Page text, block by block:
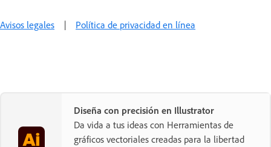
Avisos legales | Política de privacidad en línea
Diseña con precisión en Illustrator
Da vida a tus ideas con Herramientas de
gráficos vectoriales creadas para la libertad